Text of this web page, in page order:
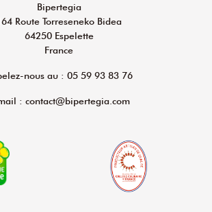
Bipertegia
Route Torreseneko Bidea
64250 Espelette
France
nous au : 05 59 93 83 76
: contact@bipertegia.com